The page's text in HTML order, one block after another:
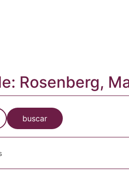
Rosenberg,
buscar